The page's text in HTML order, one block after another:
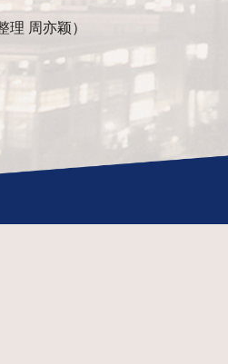
理 周亦颖）